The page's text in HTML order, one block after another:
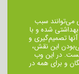
می‌توانند سبب
شده و با
تصمیم‌گیری و
این نقش،
در این وب
و برای همه در